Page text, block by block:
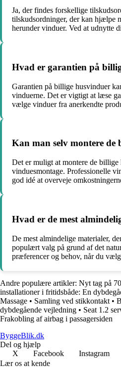
Ja, der findes forskellige
tilskudsordninger, der kan hjælpe
herunder vinduer. Ved at udnytte
Hvad er garantien på
Garantien på billige husvinduer
vinduerne. Det er vigtigt at læse
vælge vinduer fra anerkendte
Kan man selv montere
Det er muligt at montere de
vinduesmontage. Professionelle
god idé at overveje
Hvad er de mest
De mest almindelige materialer,
populært valg på grund af det
præferencer og behov, når du
Andre populære artikler: Nyt tag på
installationer i fritidsbåde: En
Massage • Samling ved stikkontakt •
dybdegående vejledning • Seat 1.2
Frakobling af airbag i passagersiden
ByggeBlik.dk
Del og hjælp
X
Facebook Instagram
Lær os at kende